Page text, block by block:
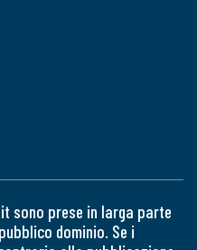
sono prese in larga parte
dominio. Se i